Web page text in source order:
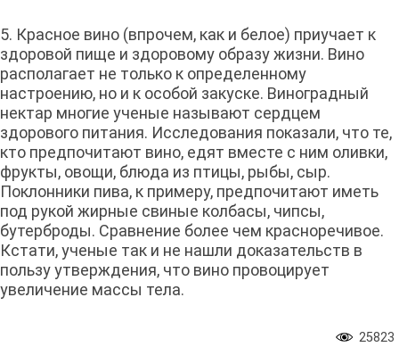
5. Красное вино (впрочем, как и белое) приучает к
здоровой пище и здоровому образу жизни. Вино
располагает не только к определенному
настроению, но и к особой закуске. Виноградный
нектар многие ученые называют сердцем
здорового питания. Исследования показали, что те,
кто предпочитают вино, едят вместе с ним оливки,
фрукты, овощи, блюда из птицы, рыбы, сыр.
Поклонники пива, к примеру, предпочитают иметь
под рукой жирные свиные колбасы, чипсы,
бутерброды. Сравнение более чем красноречивое.
Кстати, ученые так и не нашли доказательств в
пользу утверждения, что вино провоцирует
увеличение массы тела.
25823